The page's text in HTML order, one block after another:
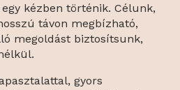
kézben történik. Célunk,
távon megbízható,
megoldást biztosítsunk,
gyors